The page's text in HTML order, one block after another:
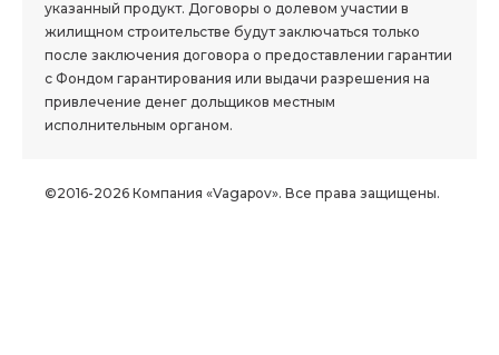
указанный продукт. Договоры о долевом участии в
жилищном строительстве будут заключаться только
после заключения договора о предоставлении гарантии
с Фондом гарантирования или выдачи разрешения на
привлечение денег дольщиков местным
исполнительным органом.
©2016-2026 Компания «Vagapov». Все права защищены.